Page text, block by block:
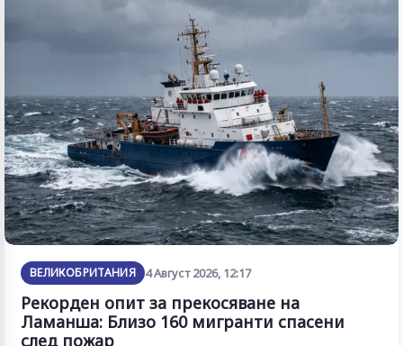
ВЕЛИКОБРИТАНИЯ 4 Август 2026, 12:17
Рекорден опит за прекосяване на
Ламанша: Близо 160 мигранти спасени
след пожар